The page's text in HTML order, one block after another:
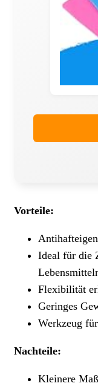
Vorteile:
Ideal für die
Flexibilität
Geringes
Werkzeug
Nachteile:
Kleinere